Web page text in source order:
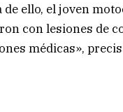
de ello, el joven
con lesiones de
médicas»,